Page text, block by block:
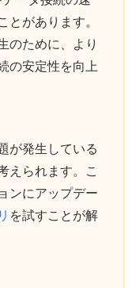
があります。
のために、より
の安定性を向上
が発生している
えられます。こ
ンにアップデー
を試すことが解